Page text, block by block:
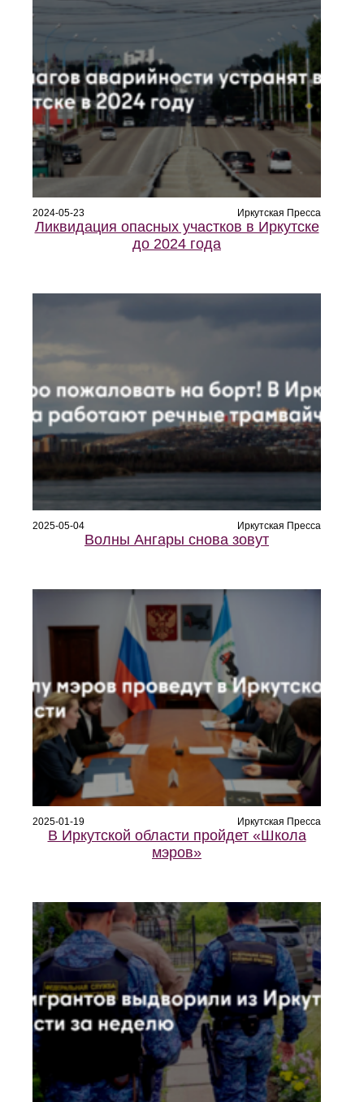
2024-05-23 Иркутская Пресса
Ликвидация опасных участков в Иркутске
до 2024 года
2025-05-04 Иркутская Пресса
Волны Ангары снова зовут
2025-01-19 Иркутская Пресса
В Иркутской области пройдет «Школа
мэров»